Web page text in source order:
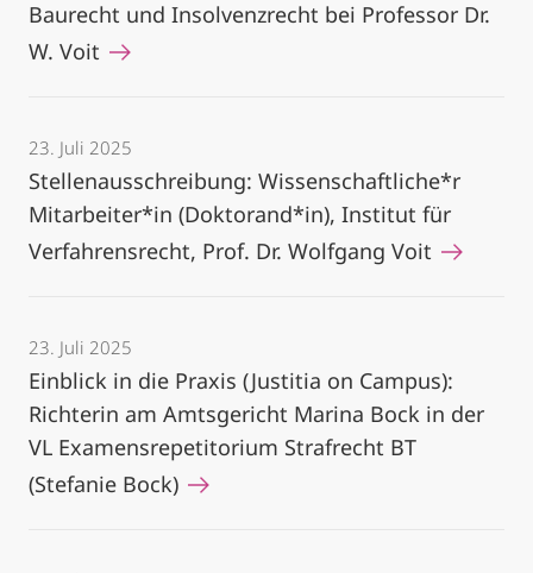
Baurecht und Insolvenzrecht bei Professor Dr.
W. Voit
23. Juli 2025
Stellenausschreibung: Wissenschaftliche*r
Mitarbeiter*in (Doktorand*in), Institut für
Verfahrensrecht, Prof. Dr. Wolfgang Voit
23. Juli 2025
Einblick in die Praxis (Justitia on Campus):
Richterin am Amtsgericht Marina Bock in der
VL Examensrepetitorium Strafrecht BT
(Stefanie Bock)